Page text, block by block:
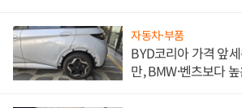
자동차·부품
BYD코리아 가격 앞
만, BMW·벤츠보다